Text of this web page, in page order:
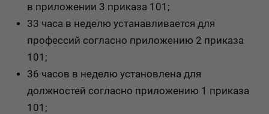
в приложении 3 приказа 101;
33 часа в неделю устанавливается для
профессий согласно приложению 2 приказа
101;
36 часов в неделю установлена для
должностей согласно приложению 1 приказа
101;